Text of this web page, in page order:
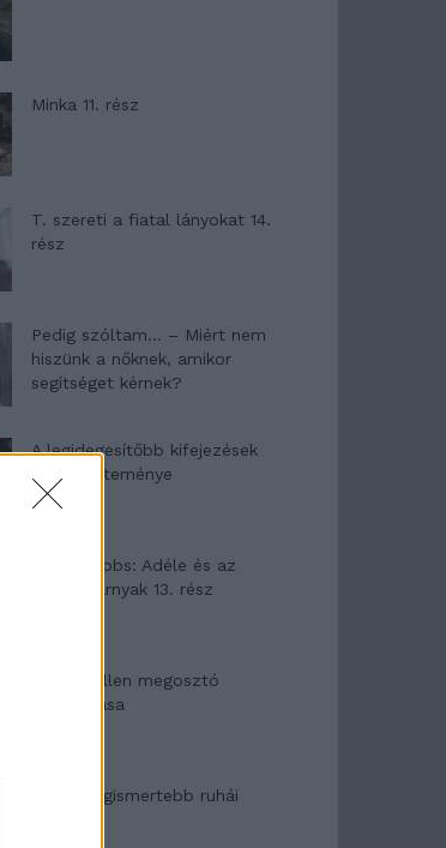
Minka 11. rész
T. szereti a fiatal lányokat 14.
rész
Pedig szóltam… – Miért nem
hiszünk a nőknek, amikor
segítséget kérnek?
A legidegesítőbb kifejezések
laza gyűjteménye
Elyna Robbs: Adéle és az
örökölt árnyak 13. rész
Woody Allen megosztó
zsenialitása
A világ legismertebb ruhái